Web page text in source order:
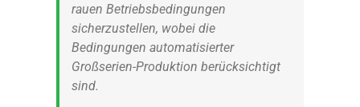
rauen Betriebsbedingungen
sicherzustellen, wobei die
Bedingungen automatisierter
Großserien-Produktion berücksichtigt
sind.